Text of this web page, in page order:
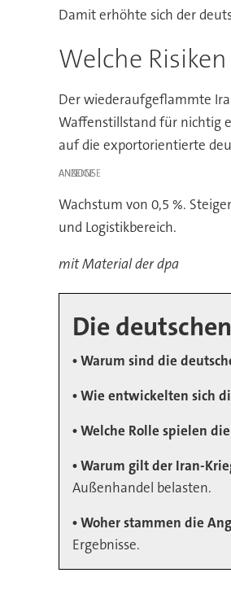
Damit erhöhte sich der
Welche
Der wiederaufgeflammte
Waffenstillstand für nichtig
auf die exportorientierte
ANZEIGE
Wachstum von 0,5 %.
und Logistikbereich.
mit Material der dpa
Die
• Warum sind die
• Wie entwickelten sich
• Welche Rolle spielen
• Warum gilt der Iran-
Außenhandel belasten.
• Woher stammen die
Ergebnisse.